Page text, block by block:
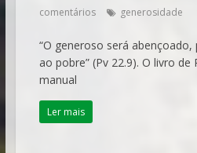
comentários
generosidade
“O generoso será
ao pobre” (Pv 22.9). O livro de
manual
Ler mais